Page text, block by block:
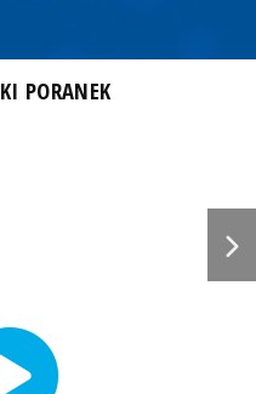
PORANEK